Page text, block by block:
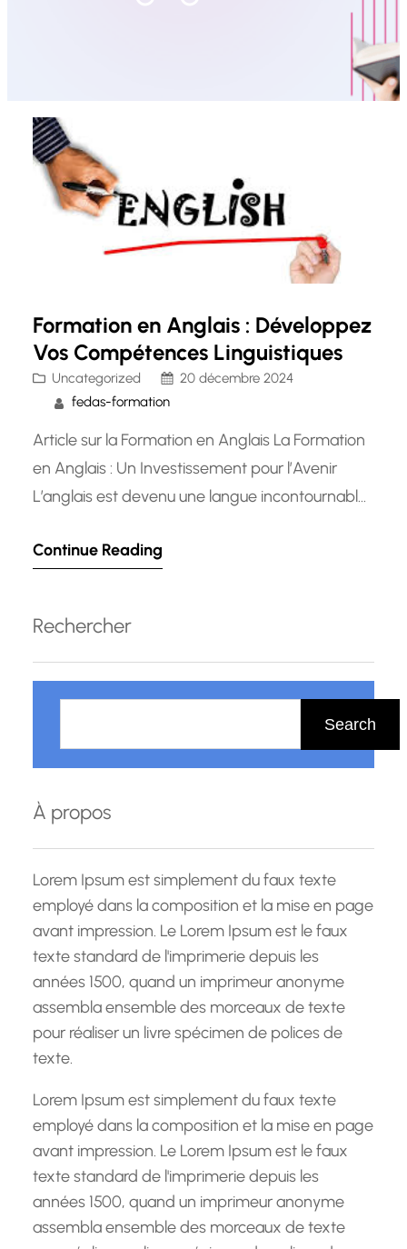
Formation en Anglais : Développez
Vos Compétences Linguistiques
Uncategorized
20 décembre 2024
fedas-formation
Article sur la Formation en Anglais La Formation
en Anglais : Un Investissement pour l’Avenir
L’anglais est devenu une langue incontournable
communiquer avec des clients internationaux,
la maîtrise de l’anglais est un atout précieux.…
Continue Reading
Rechercher
h
r
c
h
Search
À propos
Lorem Ipsum est simplement du faux texte
employé dans la composition et la mise en page
avant impression. Le Lorem Ipsum est le faux
texte standard de l'imprimerie depuis les
années 1500, quand un imprimeur anonyme
assembla ensemble des morceaux de texte
pour réaliser un livre spécimen de polices de
texte.
Lorem Ipsum est simplement du faux texte
employé dans la composition et la mise en page
avant impression. Le Lorem Ipsum est le faux
texte standard de l'imprimerie depuis les
années 1500, quand un imprimeur anonyme
assembla ensemble des morceaux de texte